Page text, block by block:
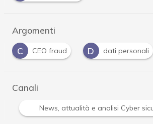
Argomenti
D
dati personali D deepfake
Canali
Attacchi hacker e Malware: le